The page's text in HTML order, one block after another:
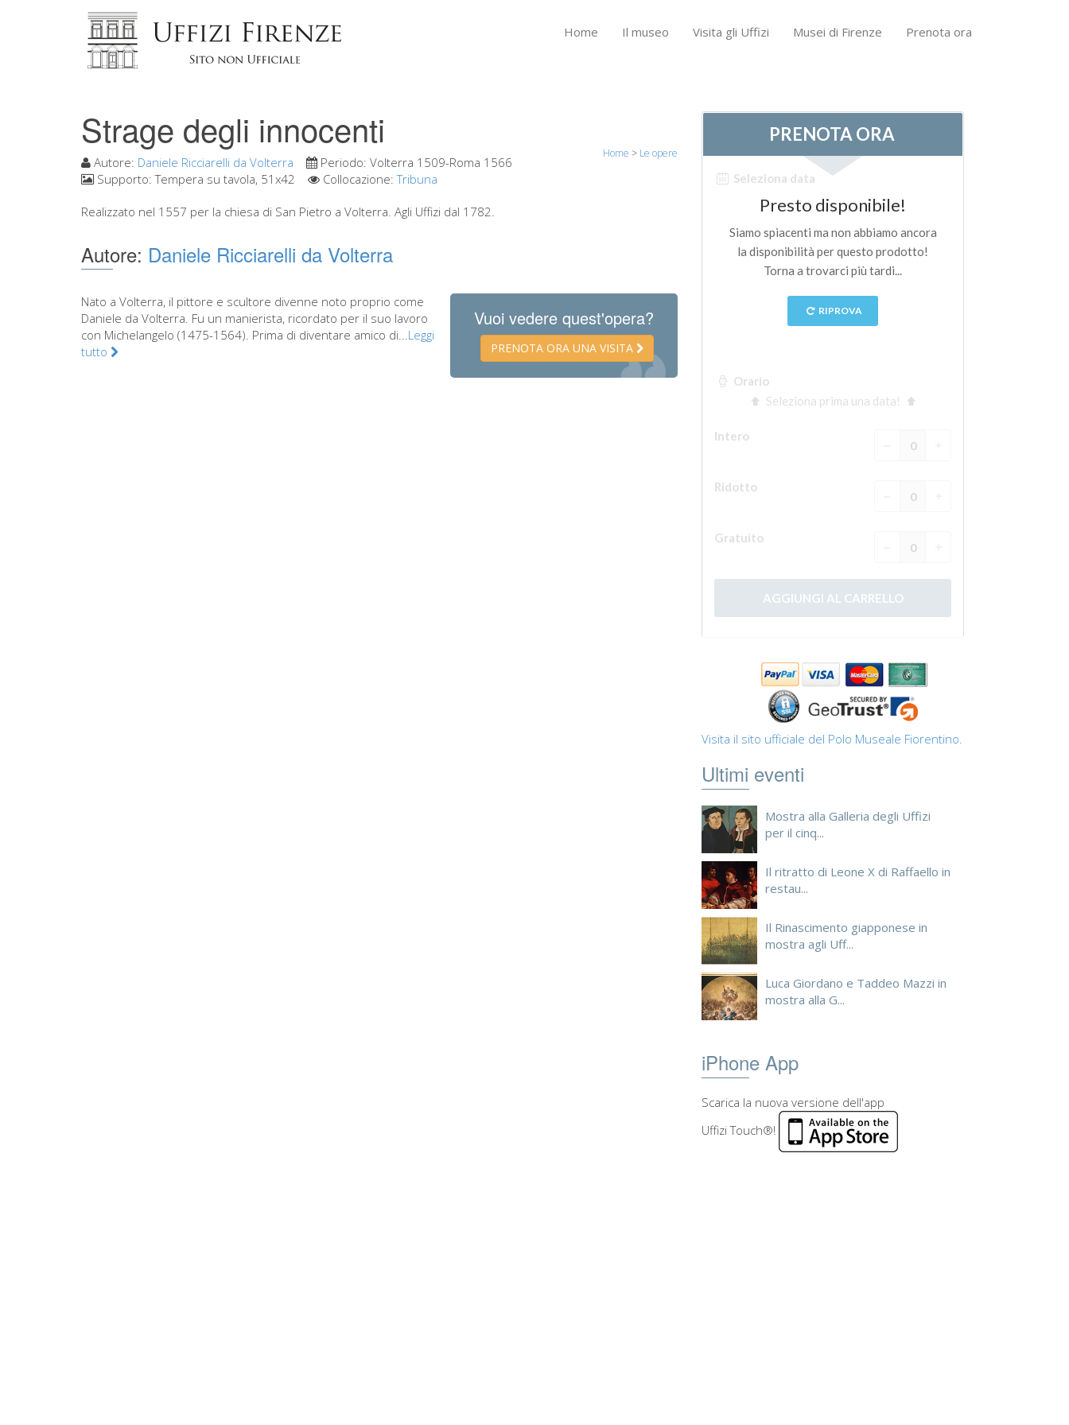
Home Il museo Visita gli Uffizi Musei di Firenze Prenota ora
Strage degli innocenti
Home > Le opere
Autore: Daniele Ricciarelli da Volterra Periodo: Volterra 1509-Roma 1566
Supporto:Tempera su tavola, 51x42 Collocazione:Tribuna
Realizzato nel 1557 per la chiesa di San Pietro a Volterra. Agli Uffizi dal 1782.
Autore: Daniele Ricciarelli da Volterra
Vuoi vedere quest'opera?
PRENOTA ORA UNA VISITA
Nato a Volterra, il pittore e scultore divenne noto proprio come
Daniele da Volterra. Fu un manierista, ricordato per il suo lavoro
con Michelangelo (1475-1564). Prima di diventare amico di...Leggi
tutto
Visita il sito ufficiale del Polo Museale Fiorentino.
Ultimi eventi
Mostra alla Galleria degli Uffizi
per il cinq...
Il ritratto di Leone X di Raffaello in
restau...
Il Rinascimento giapponese in
mostra agli Uff...
Luca Giordano e Taddeo Mazzi in
mostra alla G...
iPhone App
Scarica la nuova versione dell'app
Uffizi Touch®!